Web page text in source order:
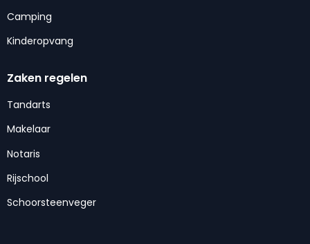
Camping
Kinderopvang
Zaken regelen
Tandarts
Makelaar
Notaris
Rijschool
Schoorsteenveger